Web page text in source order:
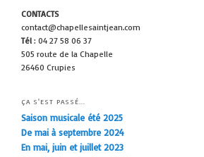
CONTACTS
contact@chapellesaintjean.com
Tél : 04 27 58 06 37
505 route de la Chapelle
26460 Crupies
ÇA S'EST PASSÉ...
Saison musicale été 2025
De mai à septembre 2024
En mai, juin et juillet 2023